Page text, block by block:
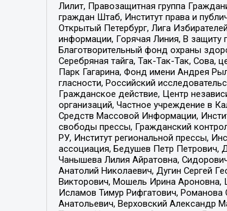
Лилит, Правозащитная группа
граждан Штаб, Институт права и
Открытый Петербург, Лига
информации, Горячая Линия, В защиту
Благотворительный фонд охраны
Серебряная тайга, Так-Так-Так, Сова,
Парк Гагарина, Фонд имени Андрея
гласности, Российский
Гражданское действие, Центр
организаций, Частное учреждение в
Средств Массовой Информации,
свободы прессы, Гражданский
РУ, Институт региональной прессы,
ассоциация, Бедушев Петр Петрович,
Чанышева Лилия Айратовна,
Анатолий Николаевич, Дугин Сергей
Викторович, Мошель Ирина Ароновна,
Исламов Тимур Рифгатович, Романова
Анатольевич, Верховский Александр